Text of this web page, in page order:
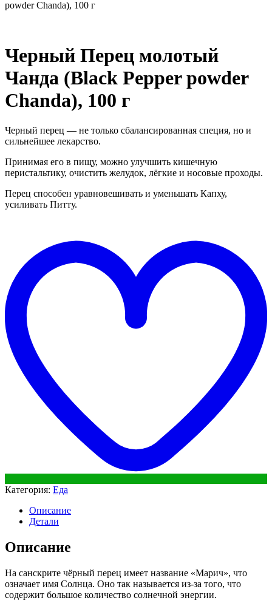
powder Chanda), 100 г
Черный Перец молотый
Чанда (Black Pepper powder
Chanda), 100 г
Черный перец — не только сбалансированная специя, но и
сильнейшее лекарство.
Принимая его в пищу, можно улучшить кишечную
перистальтику, очистить желудок, лёгкие и носовые проходы.
Перец способен уравновешивать и уменьшать Капху,
усиливать Питту.
Категория: Еда
Описание
Детали
Описание
На санскрите чёрный перец имеет название «Марич», что
означает имя Солнца. Оно так называется из-за того, что
содержит большое количество солнечной энергии.